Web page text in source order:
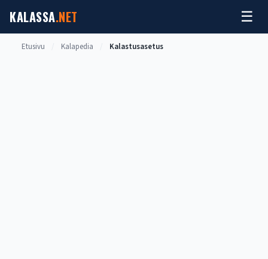
sisältöön
KALASSA.NET ☰
Etusivu Kalapedia Kalastusasetus